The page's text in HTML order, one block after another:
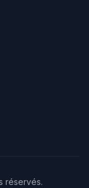
réservés.